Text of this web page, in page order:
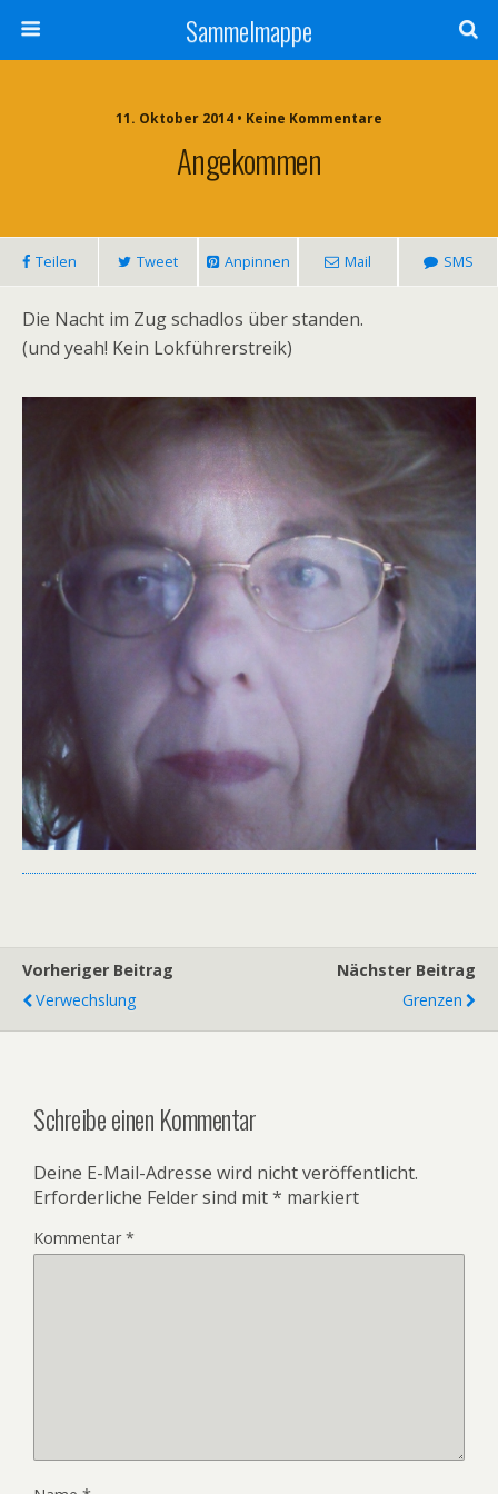
Sammelmappe
11. Oktober 2014 • Keine Kommentare
Angekommen
Teilen Tweet Anpinnen Mail SMS
Die Nacht im Zug schadlos über standen.
(und yeah! Kein Lokführerstreik)
Vorheriger Beitrag
Verwechslung
Nächster Beitrag
Grenzen
Schreibe einen Kommentar
Deine E-Mail-Adresse wird nicht veröffentlicht.
Erforderliche Felder sind mit* markiert
Kommentar*